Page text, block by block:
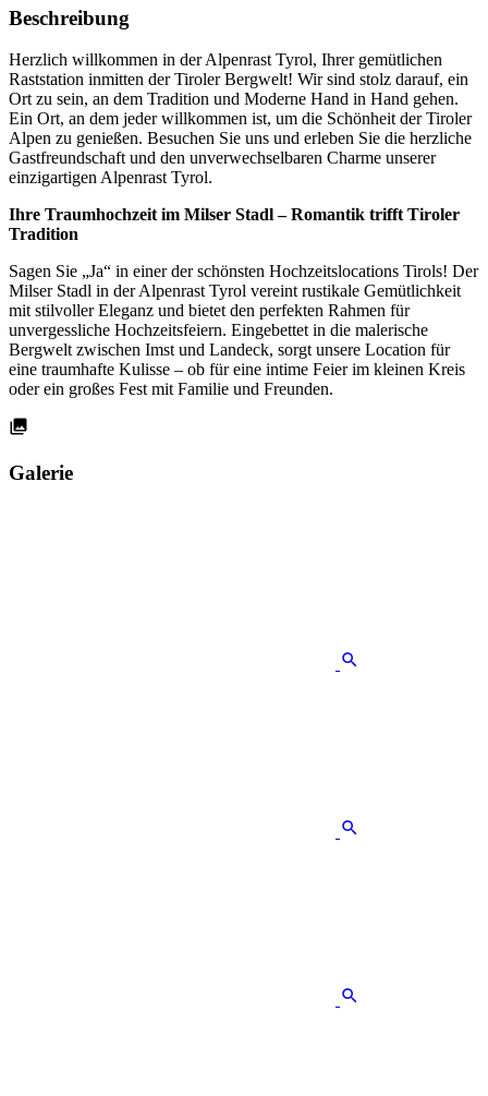
Beschreibung
Herzlich willkommen in der Alpenrast Tyrol, Ihrer gemütlichen
Raststation inmitten der Tiroler Bergwelt! Wir sind stolz darauf, ein
Ort zu sein, an dem Tradition und Moderne Hand in Hand gehen.
Ein Ort, an dem jeder willkommen ist, um die Schönheit der Tiroler
Alpen zu genießen. Besuchen Sie uns und erleben Sie die herzliche
Gastfreundschaft und den unverwechselbaren Charme unserer
einzigartigen Alpenrast Tyrol.
Ihre Traumhochzeit im Milser Stadl – Romantik trifft Tiroler
Tradition
Sagen Sie „Ja“ in einer der schönsten Hochzeitslocations Tirols! Der
Milser Stadl in der Alpenrast Tyrol vereint rustikale Gemütlichkeit
mit stilvoller Eleganz und bietet den perfekten Rahmen für
unvergessliche Hochzeitsfeiern. Eingebettet in die malerische
Bergwelt zwischen Imst und Landeck, sorgt unsere Location für
eine traumhafte Kulisse – ob für eine intime Feier im kleinen Kreis
oder ein großes Fest mit Familie und Freunden.
Galerie